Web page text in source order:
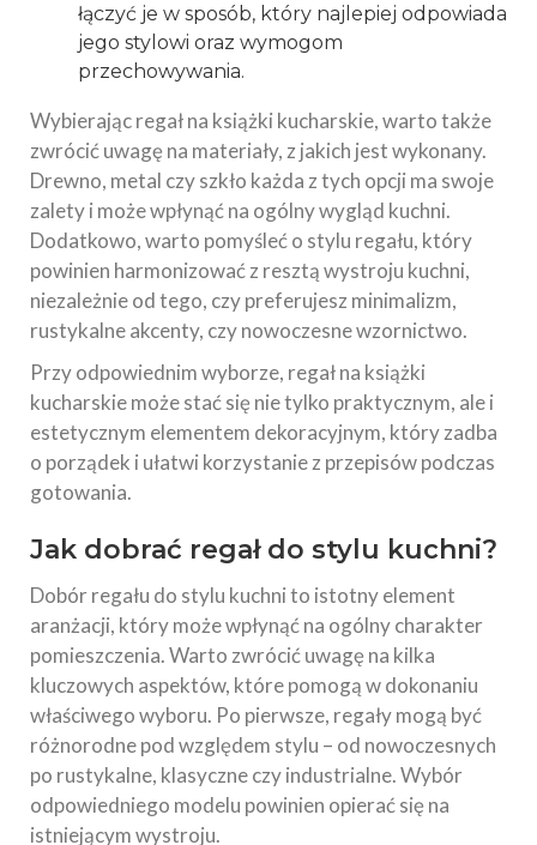
łączyć je w sposób, który najlepiej odpowiada
jego stylowi oraz wymogom
przechowywania.
Wybierając regał na książki kucharskie, warto także
zwrócić uwagę na materiały, z jakich jest wykonany.
Drewno, metal czy szkło każda z tych opcji ma swoje
zalety i może wpłynąć na ogólny wygląd kuchni.
Dodatkowo, warto pomyśleć o stylu regału, który
powinien harmonizować z resztą wystroju kuchni,
niezależnie od tego, czy preferujesz minimalizm,
rustykalne akcenty, czy nowoczesne wzornictwo.
Przy odpowiednim wyborze, regał na książki
kucharskie może stać się nie tylko praktycznym, ale i
estetycznym elementem dekoracyjnym, który zadba
o porządek i ułatwi korzystanie z przepisów podczas
gotowania.
Jak dobrać regał do stylu kuchni?
Dobór regału do stylu kuchni to istotny element
aranżacji, który może wpłynąć na ogólny charakter
pomieszczenia. Warto zwrócić uwagę na kilka
kluczowych aspektów, które pomogą w dokonaniu
właściwego wyboru. Po pierwsze, regały mogą być
różnorodne pod względem stylu – od nowoczesnych
po rustykalne, klasyczne czy industrialne. Wybór
odpowiedniego modelu powinien opierać się na
istniejącym wystroju.